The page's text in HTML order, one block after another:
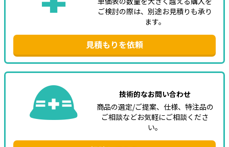
ご検討の際は、別途お見積りも承り
ます。
見積もりを依頼
技術的なお問い合わせ
商品の選定/ご提案、仕様、特注品の
ご相談などお気軽にご相談くださ
い。